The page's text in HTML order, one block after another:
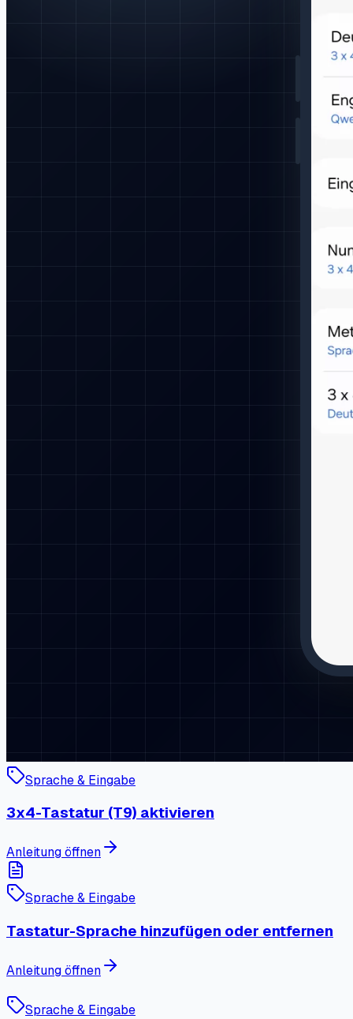
Sprache & Eingabe
3x4-Tastatur (T9) aktivieren
Anleitung öffnen
Sprache & Eingabe
Tastatur-Sprache hinzufügen oder entfernen
Anleitung öffnen
Sprache & Eingabe